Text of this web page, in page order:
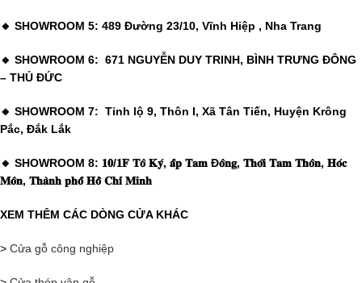
🔸 SHOWROOM 5: 489 Đường 23/10, Vĩnh Hiệp , Nha Trang
🔸 SHOWROOM 6: 671 NGUYỄN DUY TRINH, BÌNH TRƯNG ĐÔNG
– THỦ ĐỨC
🔸 SHOWROOM 7: Tỉnh lộ 9, Thôn I, Xã Tân Tiến, Huyện Krông
Pắc, Đắk Lắk
🔸 SHOWROOM 8: 𝟏𝟎/𝟏𝐅 𝐓𝐨̂ 𝐊𝐲́, 𝐚̂́𝐩 𝐓𝐚𝐦 Đ𝐨̂𝐧𝐠, 𝐓𝐡𝐨̛́𝐢 𝐓𝐚𝐦 𝐓𝐡𝐨̂𝐧, 𝐇𝐨́𝐜
𝐌𝐨̂𝐧, 𝐓𝐡𝐚̀𝐧𝐡 𝐩𝐡𝐨̂́ 𝐇𝐨̂̀ 𝐂𝐡𝐢́ 𝐌𝐢𝐧𝐡
XEM THÊM CÁC DÒNG CỬA KHÁC
> Cửa gỗ công nghiệp